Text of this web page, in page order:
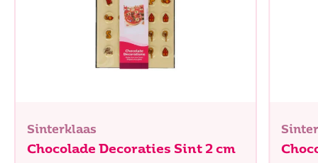
Sinterklaas
Chocolade Decoraties Sint 2 cm